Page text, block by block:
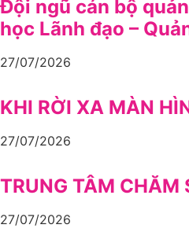
Đội ngũ cán bộ
học Lãnh đạo –
27/07/2026
KHI RỜI XA MÀN
27/07/2026
TRUNG TÂM CHĂM
27/07/2026